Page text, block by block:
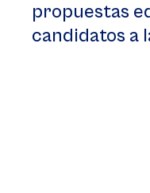
propuestas
candidatos a